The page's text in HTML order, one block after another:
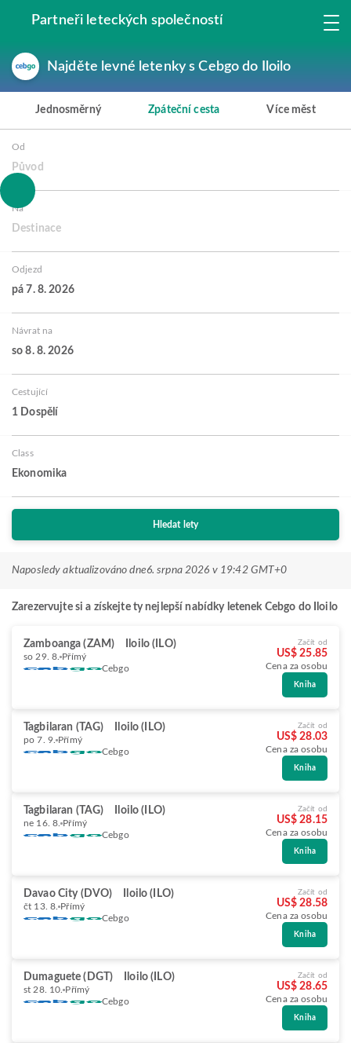
Partneři leteckých společností
Najděte levné letenky s Cebgo do Iloilo
Jednosměrný Zpáteční cesta Více měst
Od
Původ
Na
Destinace
Odjezd
pá 7. 8. 2026
Návrat na
so 8. 8. 2026
Cestující
1 Dospělí
Class
Ekonomika
Hledat lety
Naposledy aktualizováno dne6. srpna 2026 v 19:42 GMT+0
Zarezervujte si a získejte ty nejlepší nabídky letenek Cebgo do Iloilo
Zamboanga (ZAM) Iloilo (ILO)
so 29. 8. Přímý
Cebgo
Začít od
US$ 25.85
Cena za osobu
Kniha
Tagbilaran (TAG) Iloilo (ILO)
po 7. 9. Přímý
Cebgo
Začít od
US$ 28.03
Cena za osobu
Kniha
Tagbilaran (TAG) Iloilo (ILO)
ne 16. 8. Přímý
Cebgo
Začít od
US$ 28.15
Cena za osobu
Kniha
Davao City (DVO) Iloilo (ILO)
čt 13. 8. Přímý
Cebgo
Začít od
US$ 28.58
Cena za osobu
Kniha
Dumaguete (DGT) Iloilo (ILO)
st 28. 10. Přímý
Cebgo
Začít od
US$ 28.65
Cena za osobu
Kniha